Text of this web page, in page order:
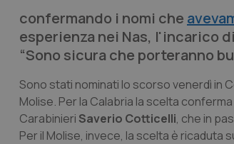
confermando i nomi che
esperienza nei Nas, l'incarico
“Sono sicura che porteranno
Sono stati nominati lo scorso venerdì in
Molise. Per la Calabria la scelta
Carabinieri Saverio Cotticelli, che in
Per il Molise, invece, la scelta è ricaduta